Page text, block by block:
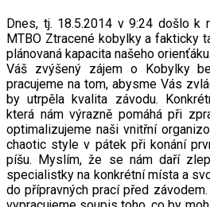
Dnes, tj. 18.5.2014 v 9:24 došlo k
MTBO Ztracené kobylky a fakticky
plánovaná kapacita našeho orienťáku.
Váš zvýšený zájem o Kobylky
pracujeme na tom, abysme Vás
by utrpěla kvalita závodu.
která nám výrazně pomáhá při
optimalizujeme naši vnitřní
chaotic style v pátek při konání
píšu. Myslím, že se nám daří
specialistky na konkrétní místa a
do přípravných prací před